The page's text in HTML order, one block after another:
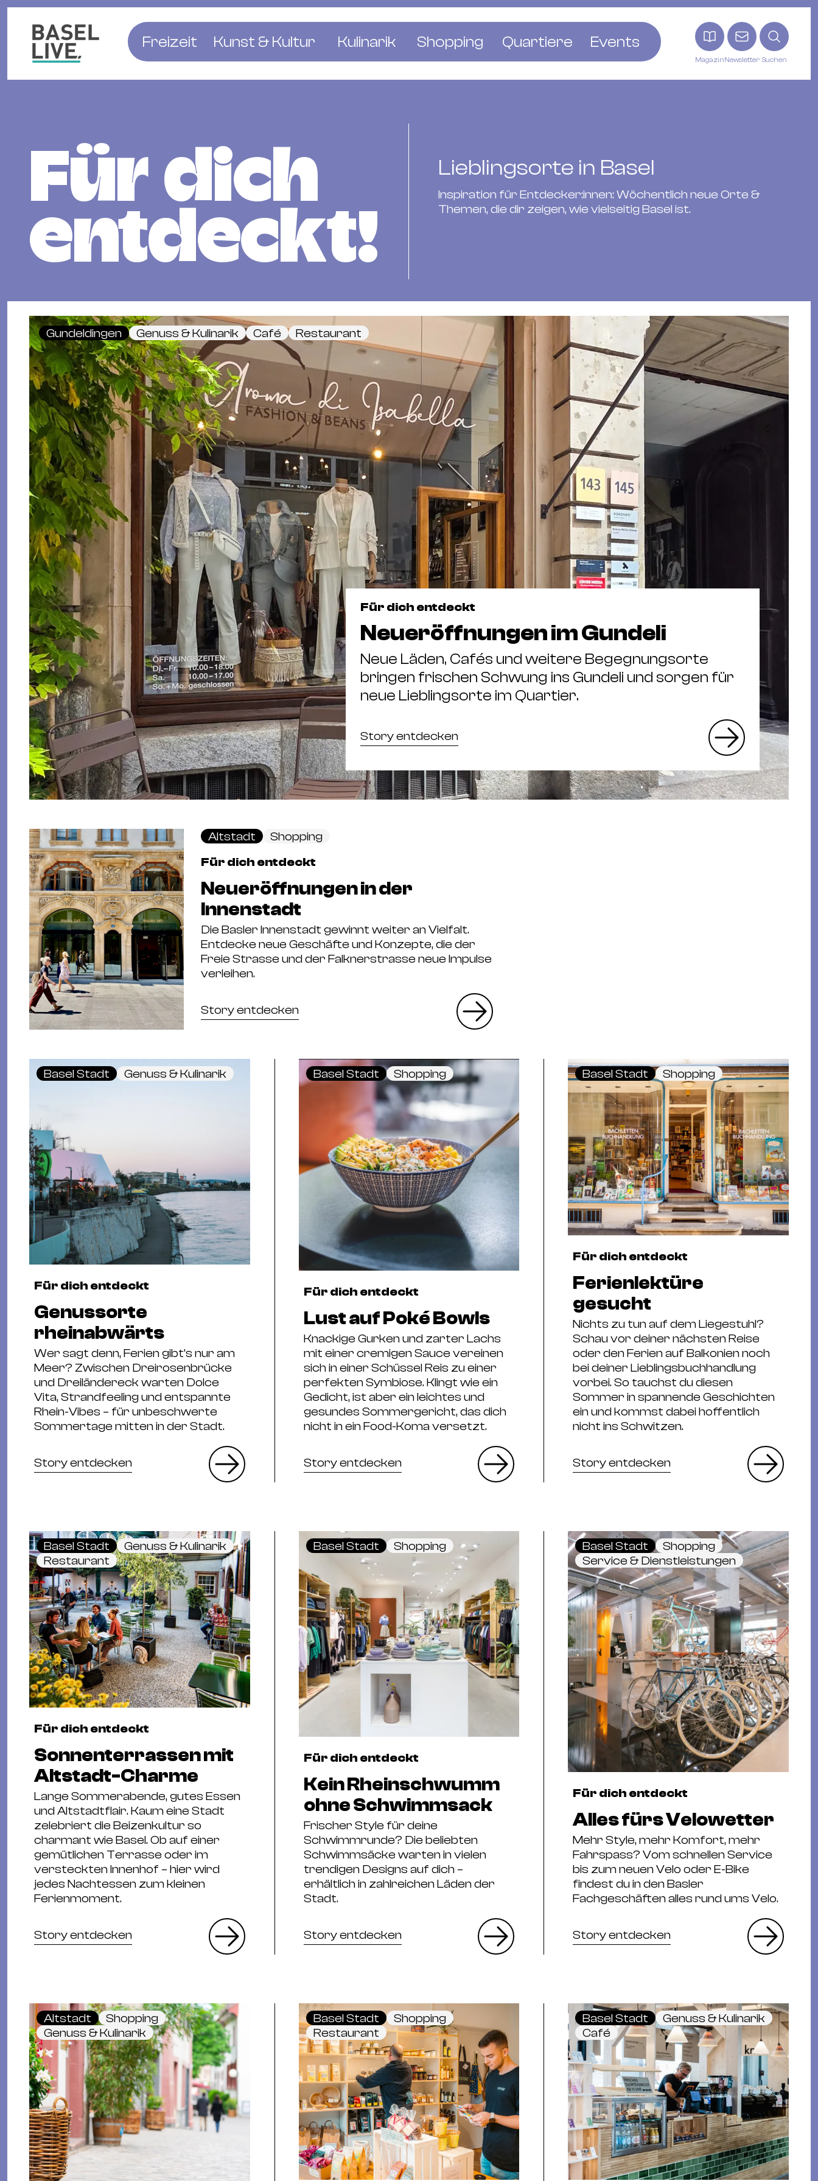
MagazinNewsletter Suchen
Freizeit
Musik & Konzerte
Kino & Film
Hotels
Natur & Parks
Kunst & Kultur
Museen
Literatur & Bücher
Kulinarik
Restaurants
Bäckereien & Konditoreien
Shopping
Mode & Kleider
Schmuck & Uhren
Blumen & Pflanzen
Quartiere
Altstadt
Klybeck
St. Johann
Events
Für dich
entdeckt!
Lieblingsorte in Basel
Inspiration für Entdecker:innen: Wöchentlich neue Orte &
Themen, die dir zeigen, wie vielseitig Basel ist.
Gundeldingen Genuss & Kulinarik Café Restaurant
Für dich entdeckt
Neueröffnungen im Gundeli
Neue Läden, Cafés und weitere Begegnungsorte
bringen frischen Schwung ins Gundeli und sorgen für
neue Lieblingsorte im Quartier.
Story entdecken
Altstadt
Shopping
Für dich entdeckt
Neueröffnungen in der
Innenstadt
Die Basler Innenstadt gewinnt weiter an Vielfalt.
Entdecke neue Geschäfte und Konzepte, die der
Freie Strasse und der Falknerstrasse neue Impulse
verleihen.
Story entdecken
Basel Stadt Genuss & Kulinarik
Für dich entdeckt
Genussorte
rheinabwärts
Wer sagt denn, Ferien gibt’s nur am
Meer? Zwischen Dreirosenbrücke
und Dreiländereck warten Dolce
Vita, Strandfeeling und entspannte
Rhein-Vibes – für unbeschwerte
Sommertage mitten in der Stadt.
Story entdecken
Basel Stadt Shopping
Für dich entdeckt
Lust auf Poké Bowls
Knackige Gurken und zarter Lachs
mit einer cremigen Sauce vereinen
sich in einer Schüssel Reis zu einer
perfekten Symbiose. Klingt wie ein
Gedicht, ist aber ein leichtes und
gesundes Sommergericht, das dich
nicht in ein Food-Koma versetzt.
Story entdecken
Basel Stadt Shopping
Für dich entdeckt
Ferienlektüre
gesucht
Nichts zu tun auf dem Liegestuhl?
Schau vor deiner nächsten Reise
oder den Ferien auf Balkonien noch
bei deiner Lieblingsbuchhandlung
vorbei. So tauchst du diesen
Sommer in spannende Geschichten
ein und kommst dabei hoffentlich
nicht ins Schwitzen.
Story entdecken
Basel Stadt
Genuss & Kulinarik
Restaurant
Für dich entdeckt
Sonnenterrassen mit
Altstadt-Charme
Lange Sommerabende, gutes Essen
und Altstadtflair. Kaum eine Stadt
zelebriert die Beizenkultur so
charmant wie Basel. Ob auf einer
gemütlichen Terrasse oder im
versteckten Innenhof – hier wird
jedes Nachtessen zum kleinen
Ferienmoment.
Story entdecken
Basel Stadt Shopping
Für dich entdeckt
Kein Rheinschwumm
ohne Schwimmsack
Frischer Style für deine
Schwimmrunde? Die beliebten
Schwimmsäcke warten in vielen
trendigen Designs auf dich –
erhältlich in zahlreichen Läden der
Stadt.
Story entdecken
Basel Stadt
Shopping
Service & Dienstleistungen
Für dich entdeckt
Alles fürs Velowetter
Mehr Style, mehr Komfort, mehr
Fahrspass? Vom schnellen Service
bis zum neuen Velo oder E-Bike
findest du in den Basler
Fachgeschäften alles rund ums Velo.
Story entdecken
Altstadt
Shopping
Genuss & Kulinarik
Basel Stadt
Shopping
Restaurant
Basel Stadt
Genuss & Kulinarik
Café